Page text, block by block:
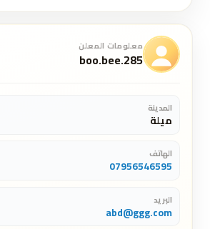
معلومات المعلن
boo.bee.285
المدينة
ميلة
الهاتف
07956546595
البريد
abd@ggg.com